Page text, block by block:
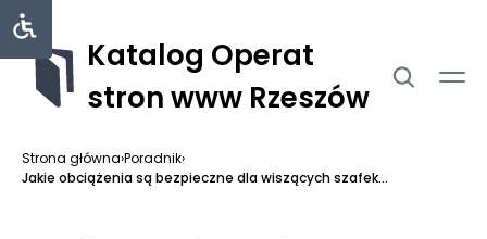
Katalog Operat
stron www Rzeszów
Strona główna›Poradnik›
Jakie obciążenia są bezpieczne dla wiszących szafek...